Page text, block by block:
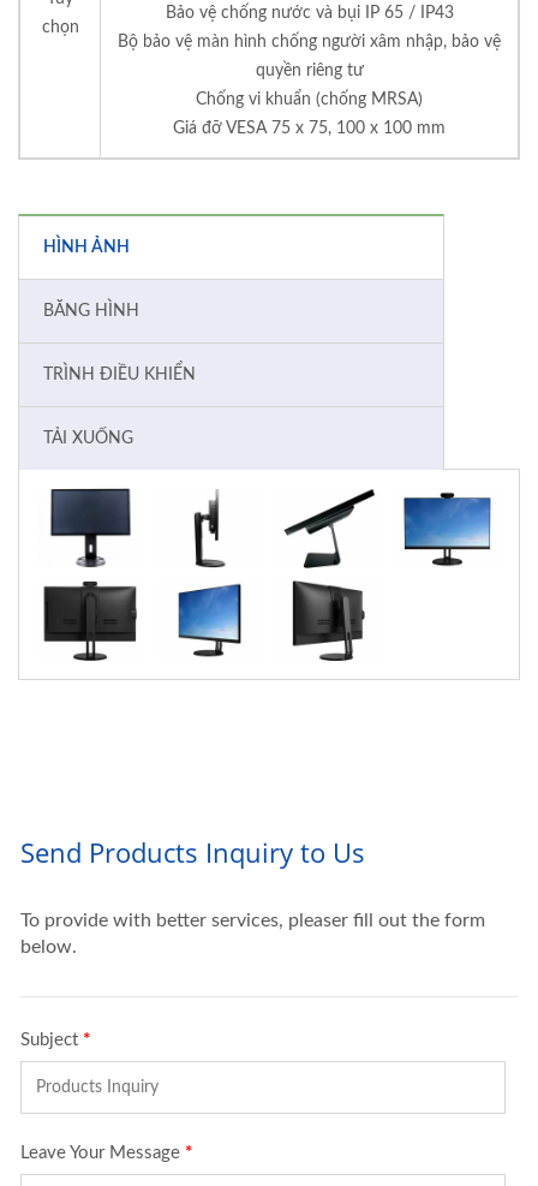
chọn
Bảo vệ chống nước và bụi IP 65 / IP43
Bộ bảo vệ màn hình chống người xâm nhập, bảo vệ
quyền riêng tư
Chống vi khuẩn (chống MRSA)
Giá đỡ VESA 75 x 75, 100 x 100 mm
HÌNH ẢNH
BĂNG HÌNH
TRÌNH ĐIỀU KHIỂN
TẢI XUỐNG